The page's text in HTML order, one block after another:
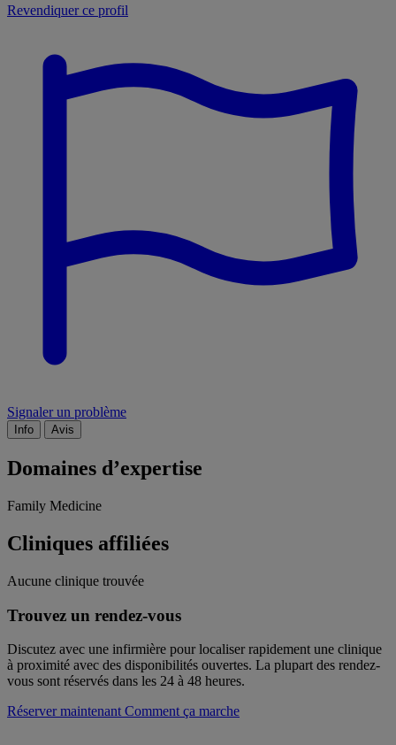
Revendiquer ce profil
Signaler un problème
Info Avis
Domaines d’expertise
Family Medicine
Cliniques affiliées
Aucune clinique trouvée
Trouvez un rendez-vous
Discutez avec une infirmière pour localiser rapidement une clinique
à proximité avec des disponibilités ouvertes. La plupart des rendez-
vous sont réservés dans les 24 à 48 heures.
Réserver maintenant Comment ça marche